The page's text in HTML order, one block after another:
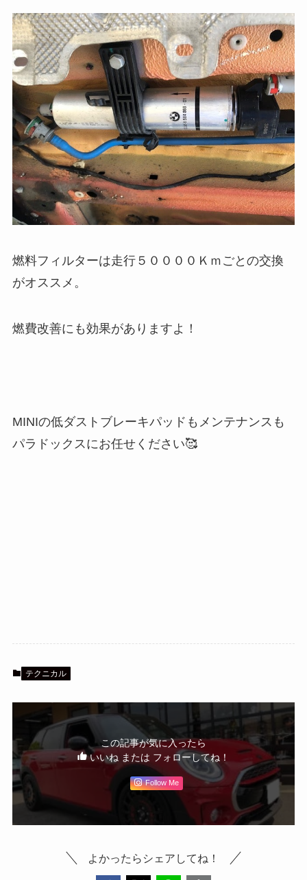
燃料フィルターは走行５００００Ｋｍごとの交換
がオススメ。
燃費改善にも効果がありますよ！
MINIの低ダストブレーキパッドもメンテナンスも
パラドックスにお任せください🥰
テクニカル
この記事が気に入ったら
いいね または フォローしてね！
Follow Me
よかったらシェアしてね！